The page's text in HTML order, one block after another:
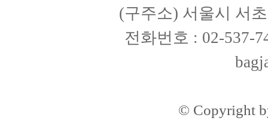
(구주소) 서울시 서
전화번호 : 02-537-
© Copyright